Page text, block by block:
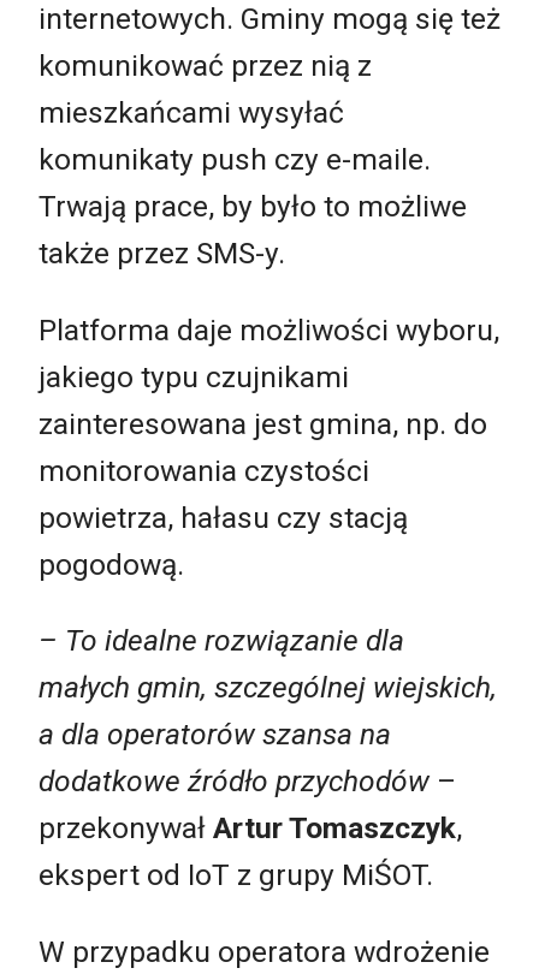
internetowych. Gminy mogą się też
komunikować przez nią z
mieszkańcami wysyłać
komunikaty push czy e-maile.
Trwają prace, by było to możliwe
także przez SMS-y.
Platforma daje możliwości wyboru,
jakiego typu czujnikami
zainteresowana jest gmina, np. do
monitorowania czystości
powietrza, hałasu czy stacją
pogodową.
– To idealne rozwiązanie dla
małych gmin, szczególnej wiejskich,
a dla operatorów szansa na
dodatkowe źródło przychodów–
przekonywał Artur Tomaszczyk,
ekspert od IoT z grupy MiŚOT.
W przypadku operatora wdrożenie